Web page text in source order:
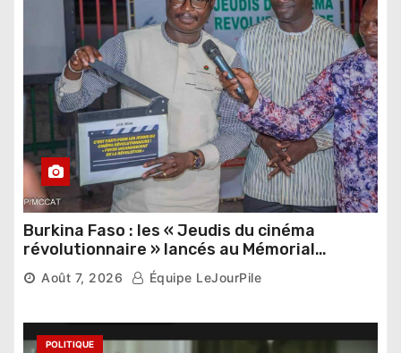
Burkina Faso : les « Jeudis du cinéma
révolutionnaire » lancés au Mémorial
Thomas Sankara
Août 7, 2026 Équipe LeJourPile
POLITIQUE